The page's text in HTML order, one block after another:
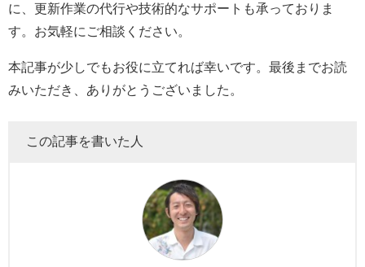
に、更新作業の代行や技術的なサポートも承っておりま
す。お気軽にご相談ください。
本記事が少しでもお役に立てれば幸いです。最後までお読
みいただき、ありがとうございました。
この記事を書いた人